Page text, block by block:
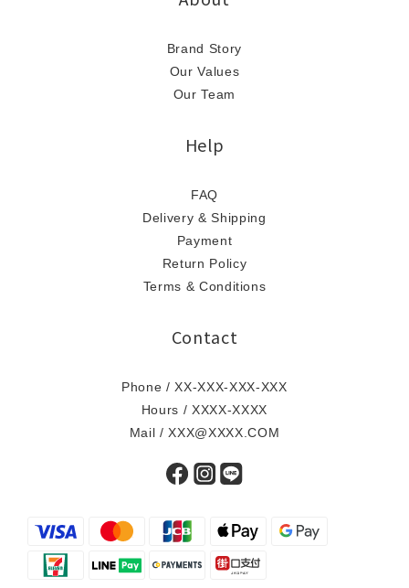
Brand Story
Our Values
Our Team
Help
FAQ
Delivery & Shipping
Payment
Return Policy
Terms & Conditions
Contact
Phone / XX-XXX-XXX-XXX
Hours / XXXX-XXXX
Mail / XXX@XXXX.COM